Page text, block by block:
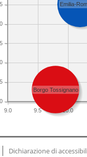
9.0 9.5 10.0
Borgo Tossignano
Emilia-
Dichiarazione di